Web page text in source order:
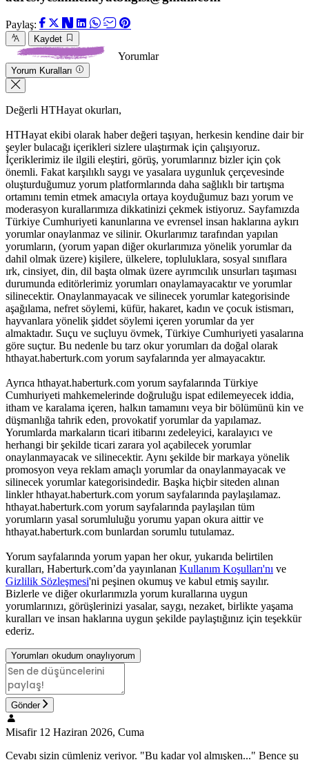
Paylaş:
Kaydet
Yorumlar
Yorum Kuralları
Değerli HTHayat okurları,
HTHayat ekibi olarak haber değeri taşıyan, herkesin kendine dair bir
şeyler bulacağı içerikleri sizlere ulaştırmak için çalışıyoruz.
İçeriklerimiz ile ilgili eleştiri, görüş, yorumlarınız bizler için çok
önemli. Fakat karşılıklı saygı ve yasalara uygunluk çerçevesinde
oluşturduğumuz yorum platformlarında daha sağlıklı bir tartışma
ortamını temin etmek amacıyla ortaya koyduğumuz bazı yorum ve
moderasyon kurallarımıza dikkatinizi çekmek istiyoruz. Sayfamızda
Türkiye Cumhuriyeti kanunlarına ve evrensel insan haklarına aykırı
yorumlar onaylanmaz ve silinir. Okurlarımız tarafından yapılan
yorumların, (yorum yapan diğer okurlarımıza yönelik yorumlar da
dahil olmak üzere) kişilere, ülkelere, topluluklara, sosyal sınıflara
ırk, cinsiyet, din, dil başta olmak üzere ayrımcılık unsurları taşıması
durumunda editörlerimiz yorumları onaylamayacaktır ve yorumlar
silinecektir. Onaylanmayacak ve silinecek yorumlar kategorisinde
aşağılama, nefret söylemi, küfür, hakaret, kadın ve çocuk istismarı,
hayvanlara yönelik şiddet söylemi içeren yorumlar da yer
almaktadır. Suçu ve suçluyu övmek, Türkiye Cumhuriyeti yasalarına
göre suçtur. Bu nedenle bu tarz okur yorumları da doğal olarak
hthayat.haberturk.com yorum sayfalarında yer almayacaktır.
Ayrıca hthayat.haberturk.com yorum sayfalarında Türkiye
Cumhuriyeti mahkemelerinde doğruluğu ispat edilemeyecek iddia,
itham ve karalama içeren, halkın tamamını veya bir bölümünü kin ve
düşmanlığa tahrik eden, provokatif yorumlar da yapılamaz.
Yorumlarda markaların ticari itibarını zedeleyici, karalayıcı ve
herhangi bir şekilde ticari zarara yol açabilecek yorumlar
onaylanmayacak ve silinecektir. Aynı şekilde bir markaya yönelik
promosyon veya reklam amaçlı yorumlar da onaylanmayacak ve
silinecek yorumlar kategorisindedir. Başka hiçbir siteden alınan
linkler hthayat.haberturk.com yorum sayfalarında paylaşılamaz.
hthayat.haberturk.com yorum sayfalarında paylaşılan tüm
yorumların yasal sorumluluğu yorumu yapan okura aittir ve
hthayat.haberturk.com bunlardan sorumlu tutulamaz.
Yorum sayfalarında yorum yapan her okur, yukarıda belirtilen
kuralları, Haberturk.com’da yayınlanan Kullanım Koşulları'nı ve
Gizlilik Sözleşmesi'ni peşinen okumuş ve kabul etmiş sayılır.
Bizlerle ve diğer okurlarımızla yorum kurallarına uygun
yorumlarınızı, görüşlerinizi yasalar, saygı, nezaket, birlikte yaşama
kuralları ve insan haklarına uygun şekilde paylaştığınız için teşekkür
ederiz.
Yorumları okudum onaylıyorum
Gönder
Misafir 12 Haziran 2026, Cuma
Cevabı sizin cümleniz veriyor. "Bu kadar yol almışken..." Bence şu